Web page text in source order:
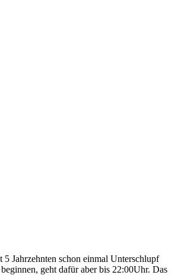
Jahrzehnten schon einmal Unterschlupf
geht dafür aber bis 22:00Uhr. Das